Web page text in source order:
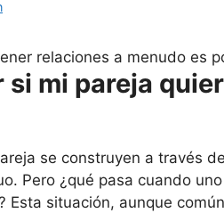
relaciones a menudo es
si mi pareja
se construyen a través
Pero ¿qué pasa cuando
Esta situación, aunque